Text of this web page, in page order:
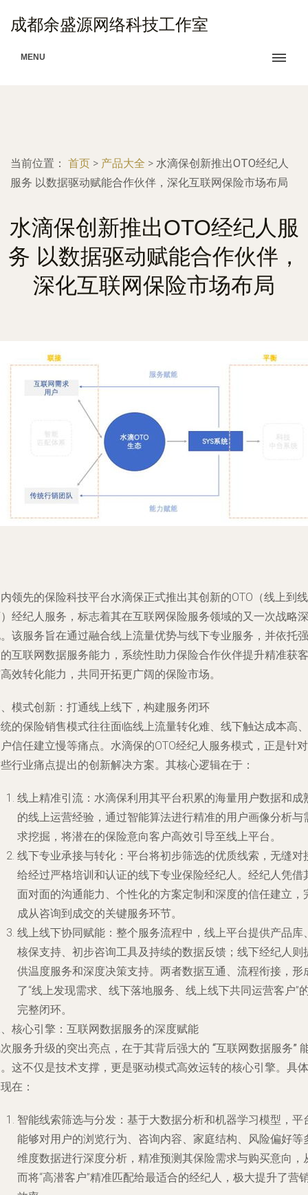
成都余盛源网络科技工作室
MENU
当前位置： 首页 > 产品大全 > 水滴保创新推出OTO经纪人
服务 以数据驱动赋能合作伙伴，深化互联网保险市场布局
水滴保创新推出OTO经纪人服
务 以数据驱动赋能合作伙伴，
深化互联网保险市场布局
领先的保险科技平台水滴保正式推出其创新的OTO（线上到线
经纪人服务，标志着其在互联网保险服务领域的又一次战略深
该服务旨在通过融合线上流量优势与线下专业服务，并依托强
互联网数据服务能力，系统性助力保险合作伙伴提升精准获客
效转化能力，共同开拓更广阔的保险市场。
模式创新：打通线上线下，构建服务闭环
的保险销售模式往往面临线上流量转化难、线下触达成本高、
信任建立慢等痛点。水滴保的OTO经纪人服务模式，正是针对
行业痛点提出的创新解决方案。其核心逻辑在于：
线上精准引流 ：水滴保利用其平台积累的海量用户数据和成
的线上运营经验，通过智能算法进行精准的用户画像分析与
求挖掘，将潜在的保险意向客户高效引导至线上平台。
线下专业承接与转化 ：平台将初步筛选的优质线索，无缝对
给经过严格培训和认证的线下专业保险经纪人。经纪人凭借
面对面的沟通能力、个性化的方案定制和深度的信任建立，
成从咨询到成交的关键服务环节。
线上线下协同赋能 ：整个服务流程中，线上平台提供产品库
核保支持、初步咨询工具及持续的数据反馈；线下经纪人则
供温度服务和深度决策支持。两者数据互通、流程衔接，形
了“线上发现需求、线下落地服务、线上线下共同运营客户”
完整闭环。
核心引擎：互联网数据服务的深度赋能
服务升级的突出亮点，在于其背后强大的 “互联网数据服务”
这不仅是技术支撑，更是驱动模式高效运转的核心引擎。具体
在：
智能线索筛选与分发 ：基于大数据分析和机器学习模型，平
能够对用户的浏览行为、咨询内容、家庭结构、风险偏好等
维度数据进行深度分析，精准预测其保险需求与购买意向，
而将“高潜客户”精准匹配给最适合的经纪人，极大提升了营